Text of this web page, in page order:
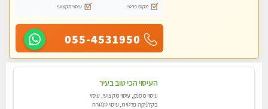
מקום פרטי
עיסוי מקצועי
055-4531950
העיסוי הכי טוב בעיר
עיסוי מפנק, עיסוי מקצועי, עיסוי
בקלניקה פרטית, עיסוי טנטרה